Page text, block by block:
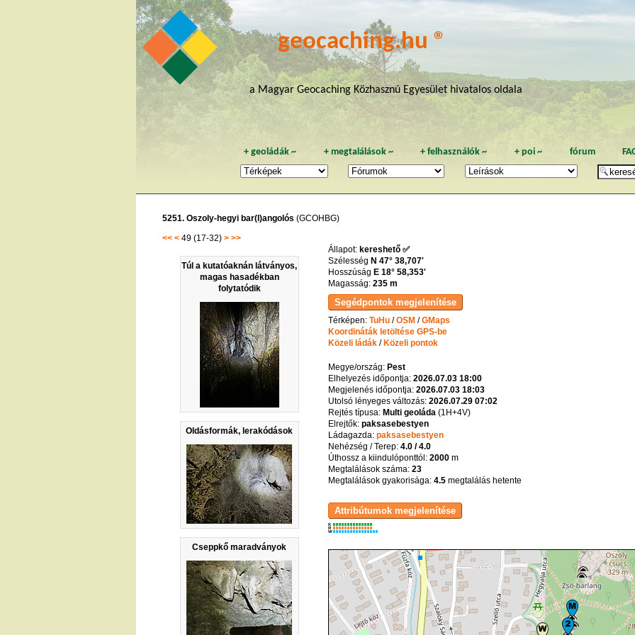
geocaching.hu ®
a Magyar Geocaching Közhasznú Egyesület hivatalos oldala
+geoládák ~ + megtalálások~ +felhasználók ~ + poi~ fórum
5251. Oszoly-hegyi bar(l)angolós (GCOHBG)
<< < 49 (17-32) > >>
Túl a kutatóaknán látványos,
magas hasadékban
folytatódik
Oldásformák, lerakódások
Cseppkő maradványok
Állapot: kereshető ✅
Szélesség N 47° 38,707'
Hosszúság E 18° 58,353'
Magasság: 235 m
Térképen: TuHu/OSM/GMaps
Koordináták letöltése GPS-be
Közeli ládák/Közeli pontok
Megye/ország: Pest
Elhelyezés időpontja: 2026.07.03 18:00
Megjelenés időpontja: 2026.07.03 18:03
Utolsó lényeges változás: 2026.07.29 07:02
Rejtés típusa: Multi geoláda (1H+4V)
Elrejtők: paksasebestyen
Ládagazda: paksasebestyen
Nehézség / Terep: 4.0 / 4.0
Úthossz a kiindulóponttól: 2000m
Megtalálások száma: 23
Megtalálások gyakorisága: 4.5megtalálás hetente
K
R
W